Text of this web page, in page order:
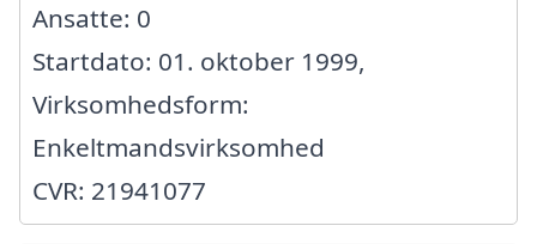
Ansatte: 0
Startdato: 01. oktober 1999,
Virksomhedsform:
Enkeltmandsvirksomhed
CVR: 21941077